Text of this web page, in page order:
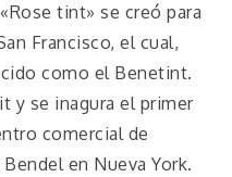
tint» se creó para
Francisco, el cual,
como el Benetint.
y se inagura el primer
comercial de
en Nueva York.